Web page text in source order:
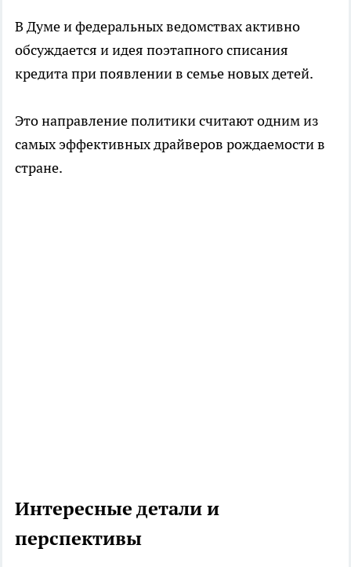
В Думе и федеральных ведомствах активно
обсуждается и идея поэтапного списания
кредита при появлении в семье новых детей.
Это направление политики считают одним из
самых эффективных драйверов рождаемости в
стране.
Интересные детали и
перспективы